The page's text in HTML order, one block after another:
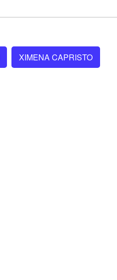
XIMENA CAPRISTO